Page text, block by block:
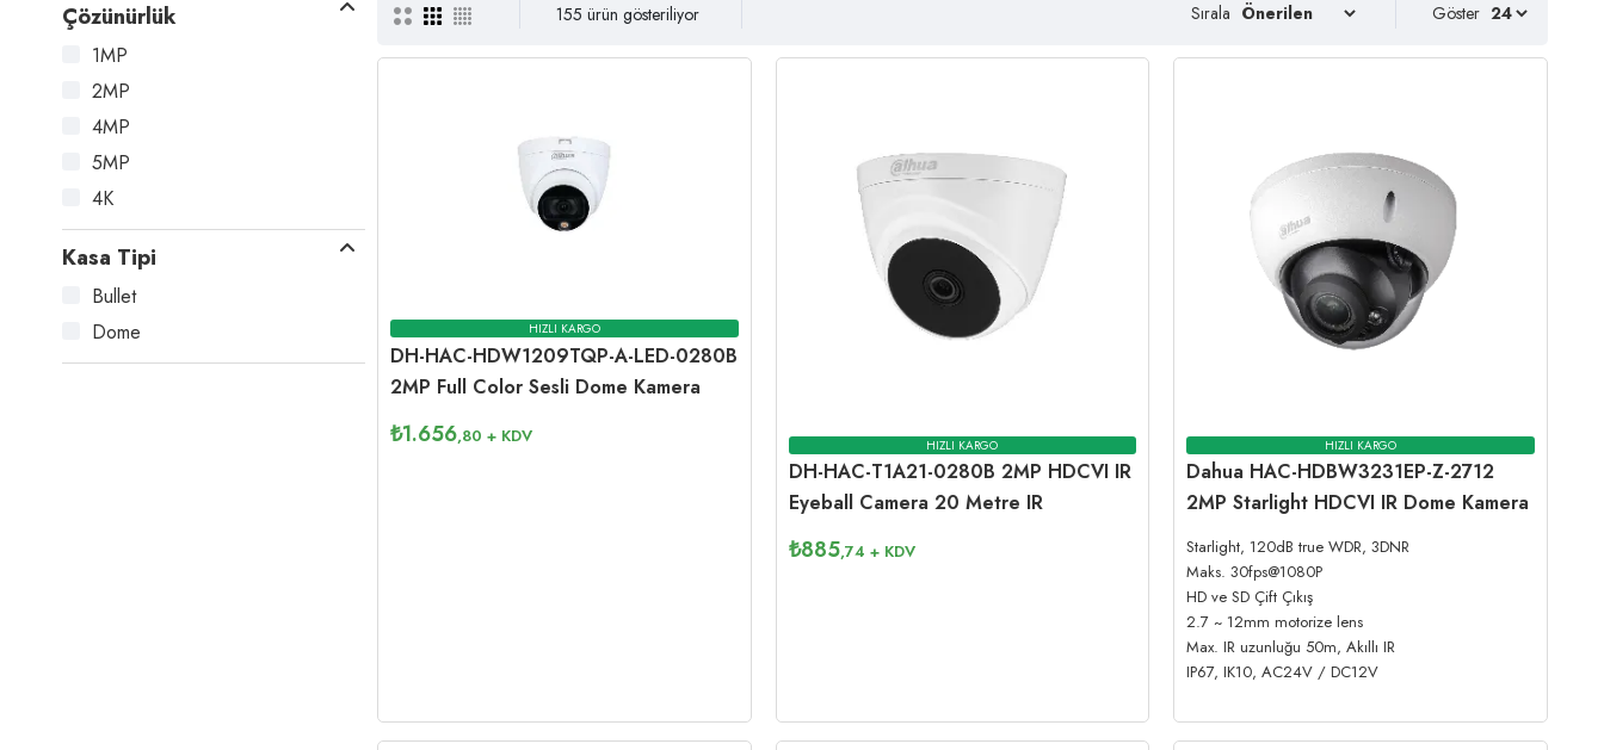
Çözünürlük
1MP
2MP
4MP
5MP
4K
Kasa Tipi
Bullet
Dome
155 ürün gösteriliyor Sırala Göster
HIZLI KARGO
DH-HAC-HDW1209TQP-A-LED-0280B
2MP Full Color Sesli Dome Kamera
₺1.656,80 + KDV HIZLI KARGO
DH-HAC-T1A21-0280B 2MP HDCVI IR
Eyeball Camera 20 Metre IR
₺885,74 + KDV
HIZLI KARGO
Dahua HAC-HDBW3231EP-Z-2712
2MP Starlight HDCVI IR Dome Kamera
Starlight, 120dB true WDR, 3DNR
Maks. 30fps@1080P
HD ve SD Çift Çıkış
2.7 ~ 12mm motorize lens
Max. IR uzunluğu 50m, Akıllı IR
IP67, IK10, AC24V / DC12V